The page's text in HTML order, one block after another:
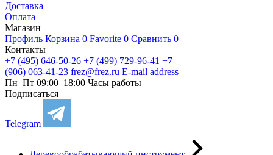
Доставка
Оплата
Магазин
Профиль Корзина 0 Favorite 0 Сравнить 0
Контакты
+7 (495) 646-50-26 +7 (499) 729-96-41 +7
(906) 063-41-23 frez@frez.ru E-mail address
Пн–Пт 09:00–18:00 Часы работы
Подписаться
Telegram